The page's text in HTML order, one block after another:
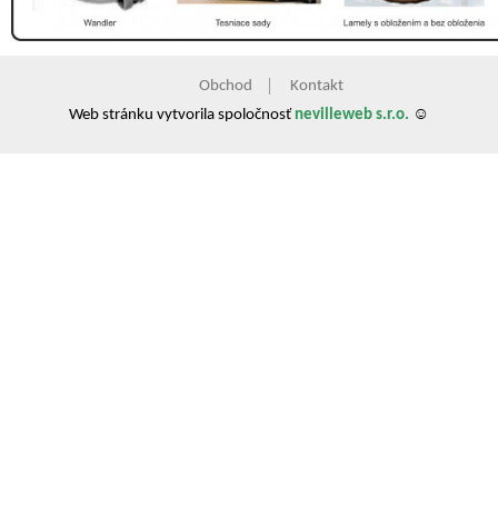
Obchod
Kontakt
Web stránku vytvorila spoločnosť nevilleweb s.r.o. ☺